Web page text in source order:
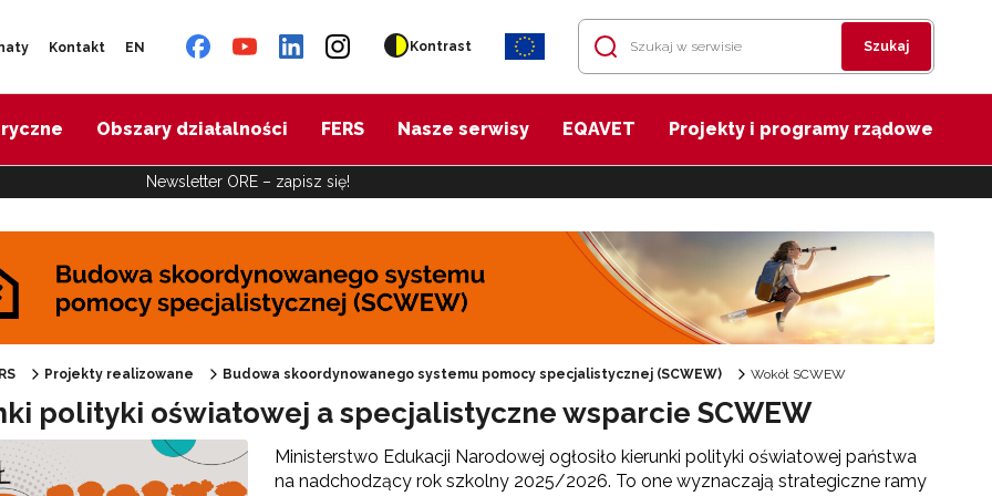
Kontakt EN Kontrast Szukaj
Obszary działalności FERS Nasze serwisy EQAVET Projekty i programy rządowe
Newsletter ORE – zapisz się!
skoordynowanego systemu pomocy specjalistycznej (SCWEW)"
Projekty realizowane Budowa skoordynowanego systemu pomocy specjalistycznej (SCWEW) Wokół SCWEW
polityki oświatowej a specjalistyczne wsparcie SCWEW
Ministerstwo Edukacji Narodowej ogłosiło kierunki polityki oświatowej państwa
na nadchodzący rok szkolny 2025/2026. To one wyznaczają strategiczne ramy